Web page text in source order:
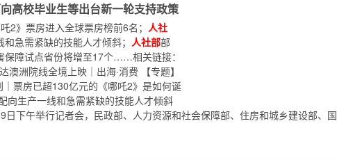
高校毕业生等出台新一轮支持政策
2》票房进入全球票房榜前6名； 人社
急需紧缺的技能人才倾斜； 人社部部
保障试点省份将增至17个……相关链接：
澳洲院线全境上映｜出海·消费 【专题】
｜票房已超130亿元的《哪吒2》是如何诞
向生产一线和急需紧缺的技能人才倾斜
日下午举行记者会，民政部、人力资源和社会保障部、住房和城乡建设部、国